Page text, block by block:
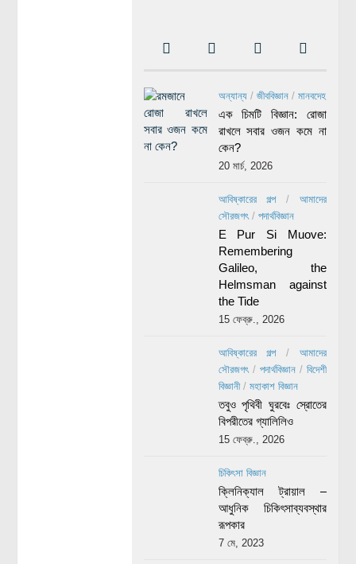
অন্যান্য/ জীববিজ্ঞান/ মানবদেহ
এক চিমটি বিজ্ঞান: রোজা
রাখলে সবার ওজন কমে না
কেন?
20 মার্চ, 2026
আবিষ্কারের গল্প/ আমাদের
সৌরজগৎ/ পদার্থবিজ্ঞান
E Pur Si Muove:
Remembering
Galileo, the
Helmsman against
the Tide
15 ফেব্রু., 2026
আবিষ্কারের গল্প/ আমাদের
সৌরজগৎ/ পদার্থবিজ্ঞান/ বিদেশী
বিজ্ঞানী/ মহাকাশ বিজ্ঞান
তবুও পৃথিবী ঘুরবেঃ স্রোতের
বিপরীতের গ্যালিলিও
15 ফেব্রু., 2026
চিকিৎসা বিজ্ঞান
ক্লিনিক্যাল ট্রায়াল –
আধুনিক চিকিৎসাব্যবস্থার
রূপকার
7 মে, 2023